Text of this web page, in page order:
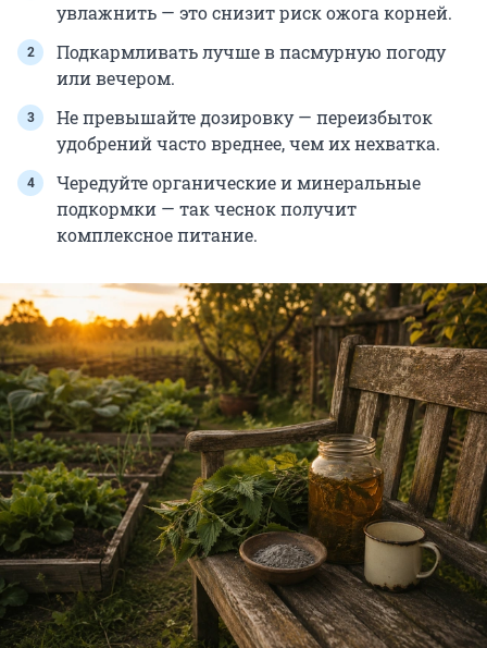
увлажнить — это снизит риск ожога корней.
Подкармливать лучше в пасмурную погоду
или вечером.
Не превышайте дозировку — переизбыток
удобрений часто вреднее, чем их нехватка.
Чередуйте органические и минеральные
подкормки — так чеснок получит
комплексное питание.